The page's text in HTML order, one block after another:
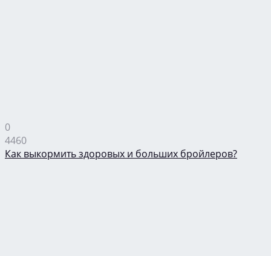
0
4460
Как выкормить здоровых и больших бройлеров?